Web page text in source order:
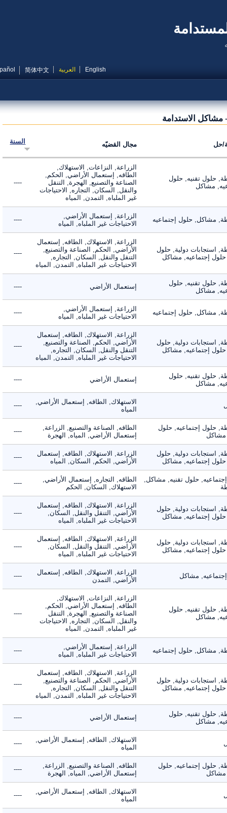
English العربية 简体中文
Español
الاستدامة
مجال القضيّه السنة
حلول تقنيه, حلول
مشاكل
الزراعة, النزاعات, الاستهلاك,
الطاقه, إستعمال الأراضي, الحكم,
الصناعة والتصنيع, الهجرة, التنقل
والنقل, السكان, التجاره, الاحتياجات
غير الملباه, التمدن, المياه
----
مشاكل, حلول إجتماعيه
الزراعة, إستعمال الأراضي,
الاحتياجات غير الملباه, المياه
----
استجابات دولية, حلول
إجتماعيه, مشاكل
الزراعة, الاستهلاك, الطاقه, إستعمال
الأراضي, الحكم, الصناعة والتصنيع,
التنقل والنقل, السكان, التجاره,
الاحتياجات غير الملباه, التمدن, المياه
----
حلول تقنيه, حلول
مشاكل
إستعمال الأراضي ----
مشاكل, حلول إجتماعيه
الزراعة, إستعمال الأراضي,
الاحتياجات غير الملباه, المياه
----
استجابات دولية, حلول
إجتماعيه, مشاكل
الزراعة, الاستهلاك, الطاقه, إستعمال
الأراضي, الحكم, الصناعة والتصنيع,
التنقل والنقل, السكان, التجاره,
الاحتياجات غير الملباه, التمدن, المياه
----
حلول تقنيه, حلول
مشاكل
إستعمال الأراضي ----
الاستهلاك, الطاقه, إستعمال الأراضي,
المياه
----
حلول إجتماعيه, حلول
الطاقه, الصناعة والتصنيع, الزراعة,
إستعمال الأراضي, المياه, الهجرة
----
استجابات دولية, حلول
إجتماعيه, مشاكل
الزراعة, الاستهلاك, الطاقه, إستعمال
الأراضي, الحكم, السكان, المياه
----
حلول تقنيه, مشاكل,
الطاقه, التجاره, إستعمال الأراضي,
الاستهلاك, السكان, الحكم
----
استجابات دولية, حلول
إجتماعيه, مشاكل
الزراعة, الاستهلاك, الطاقه, إستعمال
الأراضي, التنقل والنقل, السكان,
الاحتياجات غير الملباه, المياه
----
استجابات دولية, حلول
إجتماعيه, مشاكل
الزراعة, الاستهلاك, الطاقه, إستعمال
الأراضي, التنقل والنقل, السكان,
الاحتياجات غير الملباه, المياه
----
مشاكل
الزراعة, الاستهلاك, الطاقه, إستعمال
الأراضي, التمدن
----
حلول تقنيه, حلول
مشاكل
الزراعة, النزاعات, الاستهلاك,
الطاقه, إستعمال الأراضي, الحكم,
الصناعة والتصنيع, الهجرة, التنقل
والنقل, السكان, التجاره, الاحتياجات
غير الملباه, التمدن, المياه
----
مشاكل, حلول إجتماعيه
الزراعة, إستعمال الأراضي,
الاحتياجات غير الملباه, المياه
----
استجابات دولية, حلول
إجتماعيه, مشاكل
الزراعة, الاستهلاك, الطاقه, إستعمال
الأراضي, الحكم, الصناعة والتصنيع,
التنقل والنقل, السكان, التجاره,
الاحتياجات غير الملباه, التمدن, المياه
----
حلول تقنيه, حلول
مشاكل
إستعمال الأراضي ----
الاستهلاك, الطاقه, إستعمال الأراضي,
المياه
----
حلول إجتماعيه, حلول
الطاقه, الصناعة والتصنيع, الزراعة,
إستعمال الأراضي, المياه, الهجرة
----
الاستهلاك, الطاقه, إستعمال الأراضي,
المياه
----